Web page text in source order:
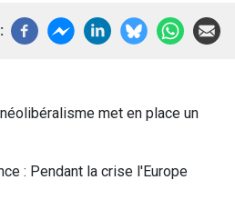
met en place un
: Pendant la crise l'Europe